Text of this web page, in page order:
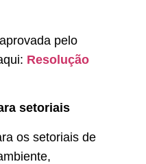
pelo
Resolução
setoriais
os setoriais de